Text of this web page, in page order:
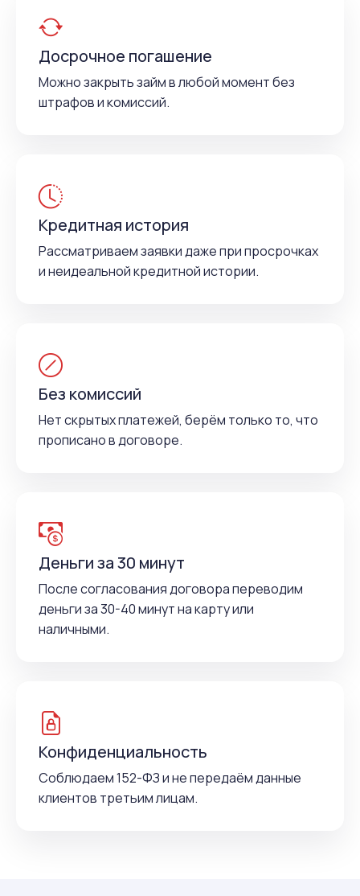
Досрочное погашение
Можно закрыть займ в любой момент без
штрафов и комиссий.
Кредитная история
Рассматриваем заявки даже при просрочках
и неидеальной кредитной истории.
Без комиссий
Нет скрытых платежей, берём только то, что
прописано в договоре.
Деньги за 30 минут
После согласования договора переводим
деньги за 30-40 минут на карту или
наличными.
Конфиденциальность
Соблюдаем 152-ФЗ и не передаём данные
клиентов третьим лицам.